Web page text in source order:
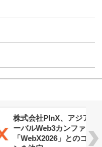
アジア最大級のグロ
ンファレンス
とのコラボレーショ